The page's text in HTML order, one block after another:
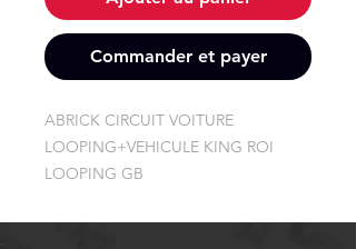
Commander et payer
ABRICK CIRCUIT VOITURE
LOOPING+VEHICULE KING ROI
LOOPING GB